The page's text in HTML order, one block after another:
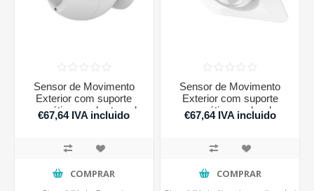
Sensor de Movimento
Exterior com suporte
magnético e cobertura de
lente Philio
€67,64 IVA incluido
COMPRAR
Sensor de Movimento
Exterior com suporte
magnético e rebordo
quadrado Philio
€67,64 IVA incluido
COMPRAR